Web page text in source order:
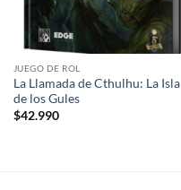
JUEGO DE ROL
La Llamada de Cthulhu: La Isla
de los Gules
$42.990